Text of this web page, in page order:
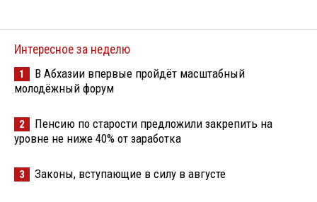
Интересное за неделю
1
В Абхазии впервые пройдёт масштабный
молодёжный форум
2
Пенсию по старости предложили закрепить на
уровне не ниже 40% от заработка
3 Законы, вступающие в силу в августе